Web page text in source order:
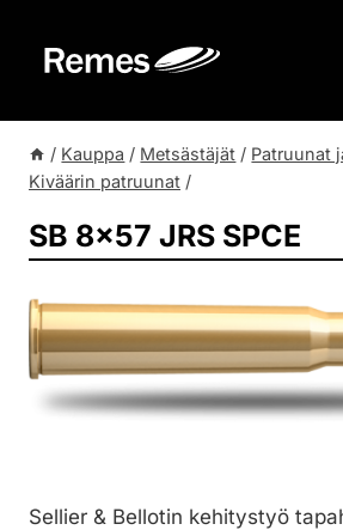
sisältöön
/ Kauppa / Metsästäjät / Patruunat
Kiväärin patruunat /
SB 8×57 JRS SPCE
Sellier & Bellotin kehitystyö